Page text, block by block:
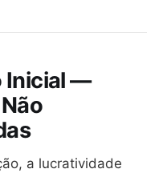
Inicial —
a lucratividade